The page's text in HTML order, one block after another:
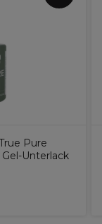
Pure
Unterlack